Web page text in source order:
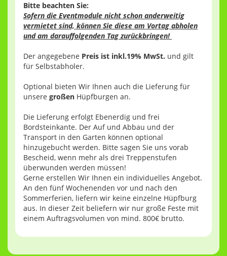
Bitte beachten Sie:
Sofern die Eventmodule nicht schon anderweitig
vermietet sind, können Sie diese am Vortag abholen
und am darauffolgenden Tag zurückbringen!
Der angegebene Preis ist inkl.19% MwSt. und gilt
für Selbstabholer.
Optional bieten Wir Ihnen auch die Lieferung für
unsere großen Hüpfburgen an.
Die Lieferung erfolgt Ebenerdig und frei
Bordsteinkante. Der Auf und Abbau und der
Transport in den Garten können optional
hinzugebucht werden. Bitte sagen Sie uns vorab
Bescheid, wenn mehr als drei Treppenstufen
überwunden werden müssen!
Gerne erstellen Wir Ihnen ein individuelles Angebot.
An den fünf Wochenenden vor und nach den
Sommerferien, liefern wir keine einzelne Hüpfburg
aus. In dieser Zeit beliefern wir nur große Feste mit
einem Auftragsvolumen von mind. 800€ brutto.